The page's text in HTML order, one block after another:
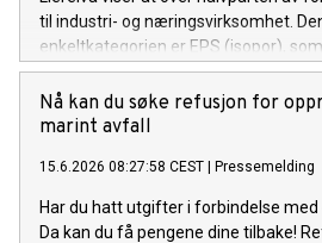
til industri- og næringsvirksomhet.
enkeltkategorien er EPS (isopor),
bygge- og anleggsplasser.
Nå kan du søke refusjon for
marint avfall
15.6.2026 08:27:58 CEST | Pressemelding
Har du hatt utgifter i forbindelse med
Da kan du få pengene dine tilbake!